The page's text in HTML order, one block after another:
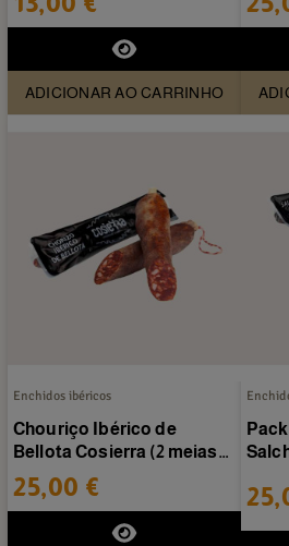
ADICIONAR AO CARRINHO
Enchidos ibéricos
Chouriço Ibérico de
Bellota Cosierra (2 meias
peças de 450g aprox)
25,00 €